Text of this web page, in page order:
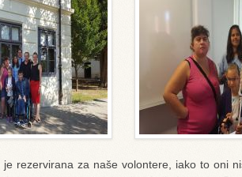
je rezervirana za naše volontere, iako to oni